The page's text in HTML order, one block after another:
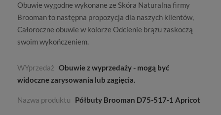
Obuwie wygodne wykonane ze Skóra Naturalna firmy
Broomanto następna propozycja dla naszych klientów,
Całoroczne obuwie w kolorze Odcienie brązu zaskoczą
swoim wykończeniem.
WYprzedaż Obuwie z wyprzedaży - mogą być
widoczne zarysowania lub zagięcia.
Nazwa produktu Półbuty Brooman D75-517-1 Apricot